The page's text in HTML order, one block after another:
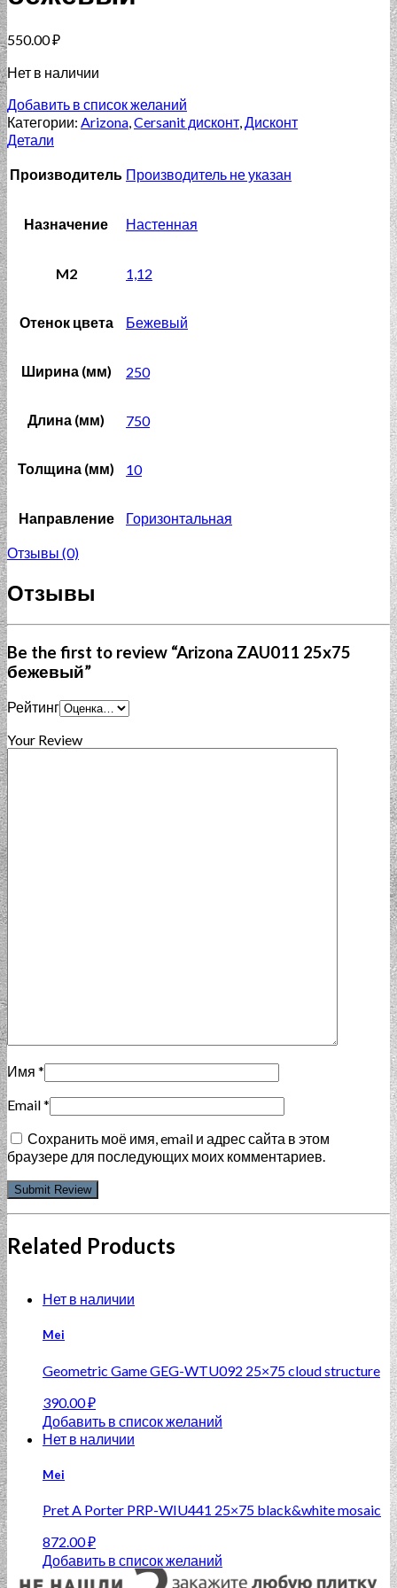
550.00₽
Нет в наличии
Добавить в список желаний
Категории: Arizona,Cersanit дисконт,Дисконт
Детали
Производитель Производитель не указан
Назначение Настенная
M2 1,12
Отенок цвета Бежевый
Ширина (мм) 250
Длина (мм) 750
Толщина (мм) 10
Направление Горизонтальная
Отзывы (0)
Отзывы
Be the first to review “Arizona ZAU011 25x75
бежевый”
Рейтинг
Your Review
Имя *
Email*
Сохранить моё имя, email и адрес сайта в этом
браузере для последующих моих комментариев.
Related Products
Нет в наличии
Mei
Geometric Game GEG-WTU092 25×75 cloud structure
390.00₽
Добавить в список желаний
Нет в наличии
Mei
Pret A Porter PRP-WIU441 25×75 black&white mosaic
872.00₽
Добавить в список желаний
Нет в наличии